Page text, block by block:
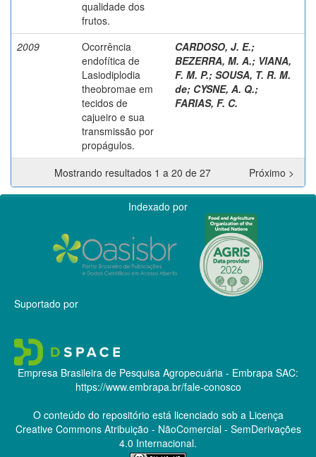
qualidade dos
frutos.
2009
Ocorrência
endofítica de
Lasiodiplodia
theobromae em
tecidos de
cajueiro e sua
transmissão por
propágulos.
CARDOSO, J. E.;
BEZERRA, M. A.; VIANA,
F. M. P.; SOUSA, T. R. M.
de; CYSNE, A. Q.;
FARIAS, F. C.
Mostrando resultados 1 a 20 de 27 Próximo >
Indexado por
Suportado por
Empresa Brasileira de Pesquisa Agropecuária - Embrapa SAC:
https://www.embrapa.br/fale-conosco
O conteúdo do repositório está licenciado sob a Licença
Creative CommonsAtribuição - NãoComercial - SemDerivações
4.0 Internacional.